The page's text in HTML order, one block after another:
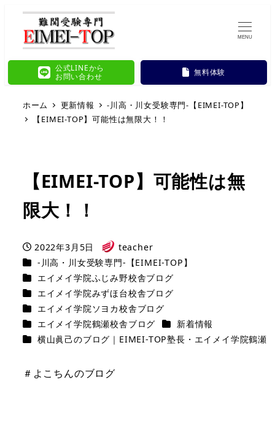
公式LINEから
お問い合わせ
無料体験
MENU
ホーム 更新情報
-川高・川女受験専門-【EIMEI-TOP】
【EIMEI-TOP】可能性は無限大！！
【EIMEI-TOP】可能性は無
限大！！
投稿日
2022年3月5日
著
者
teacher
カテゴリー
-川高・川女受験専門-【EIMEI-TOP】
カテゴリー
エイメイ学院ふじみ野校舎ブログ
カテゴリー
エイメイ学院みずほ台校舎ブログ
カテゴリー
エイメイ学院ソヨカ校舎ブログ
カテゴリー
エイメイ学院鶴瀬校舎ブログ カテゴリー
新着情報
カテゴリー
横山眞己のブログ｜EIMEI-TOP塾長・エイメイ学院鶴瀬
＃よこちんのブログ